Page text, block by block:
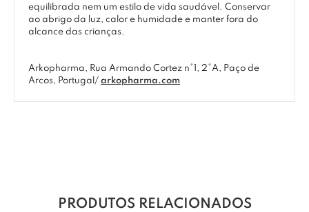
equilibrada nem um estilo de vida saudável. Conservar
ao abrigo da luz, calor e humidade e manter fora do
alcance das crianças.
Arkopharma, Rua Armando Cortez n°1, 2°A, Paço de
Arcos, Portugal/ arkopharma.com
PRODUTOS RELACIONADOS